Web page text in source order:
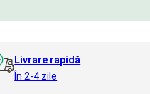
Livrare rapidă
În 2-4 zile